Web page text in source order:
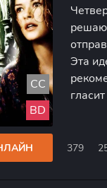
CC
BD
Эта
379